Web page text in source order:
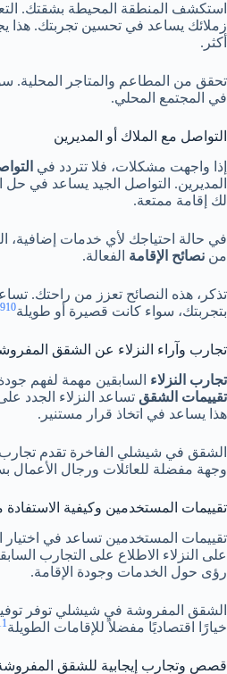
استكشف المنطقة المحيطة بشقتك.
زملائك يساعد في تحسين تجربتك. هذا
أكثر.
تحقق من المطاعم والمتاجر المحلية.
في المجتمع المحلي.
التواصل مع الملاك أو المديرين
إذا واجهت مشكلات، فلا تتردد في
المديرين. التواصل الجيد يساعد في
لك إقامة ممتعة.
في حالة احتياجك لأي خدمات إضافية،
من نصائح الإقامة الفعالة.
تذكر، هذه النصائح تعزز من راحتك.
بتجربتك، سواء كانت قصيرة أو طويلة
910
تجارب وآراء النزلاء عن الشقق
تجارب النزلاء السابقين مهمة لفهم
تقييمات الشقق تساعد النزلاء الجدد
هذا يساعد في اتخاذ قرار مستنير.
الشقق في شيشلي الفاخرة تقدم تجارب
وجهة مفضلة للعائلات ورجال الأعمال
تقييمات المستخدمين وكيفية الاستفادة
تقييمات المستخدمين تساعد في
على النزلاء الاطلاع على التجارب
رؤى حول الخدمات وجودة الإقامة.
الشقق المفروشة في شيشلي توفر
خيارًا اقتصاديًا مفضلاً للإقامات الطويلة
قصص وتجارب إيجابية للشقق